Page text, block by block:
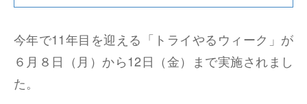
今年で11年目を迎える「トライやるウィーク」が
６月８日（月）から12日（金）まで実施されまし
た。